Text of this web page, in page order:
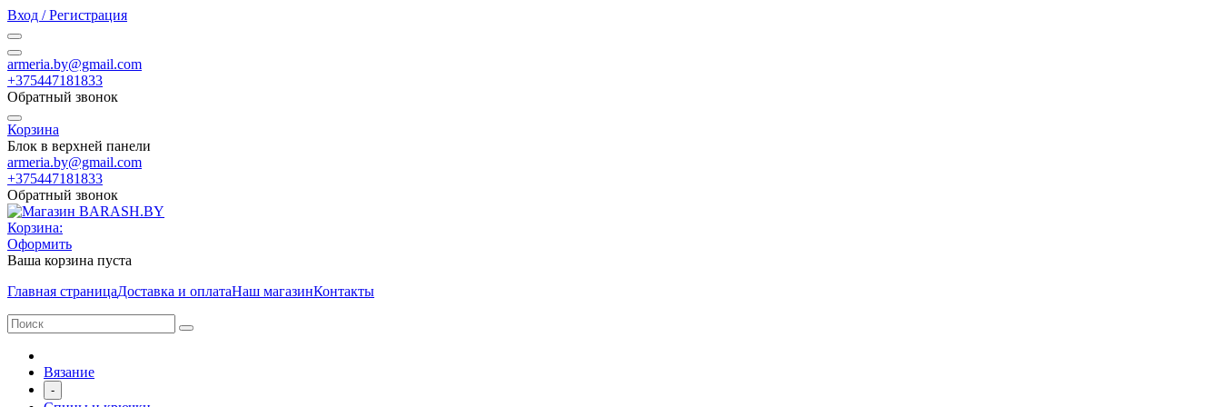
Вход / Регистрация
armeria.by@gmail.com
+375447181833
Обратный звонок
Корзина
Блок в верхней панели
armeria.by@gmail.com
+375447181833
Обратный звонок
Корзина:
Оформить
Ваша корзина пуста
Главная страницаДоставка и оплатаНаш магазинКонтакты
Вязание
-